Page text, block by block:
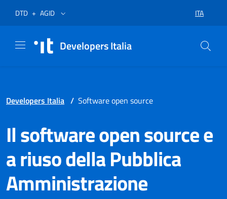
DTDApre in un nuovo tab
+ AGIDApre in un nuovo tab ITA
Developers Italia
Developers Italia / Software open source
Il software open source e
a riuso della Pubblica
Amministrazione